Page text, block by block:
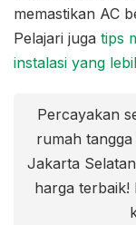
memastikan AC
Pelajari juga tips
instalasi yang
Percayakan
rumah
Jakarta
harga terbaik!